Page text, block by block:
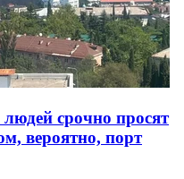
срочно просят
вероятно, порт